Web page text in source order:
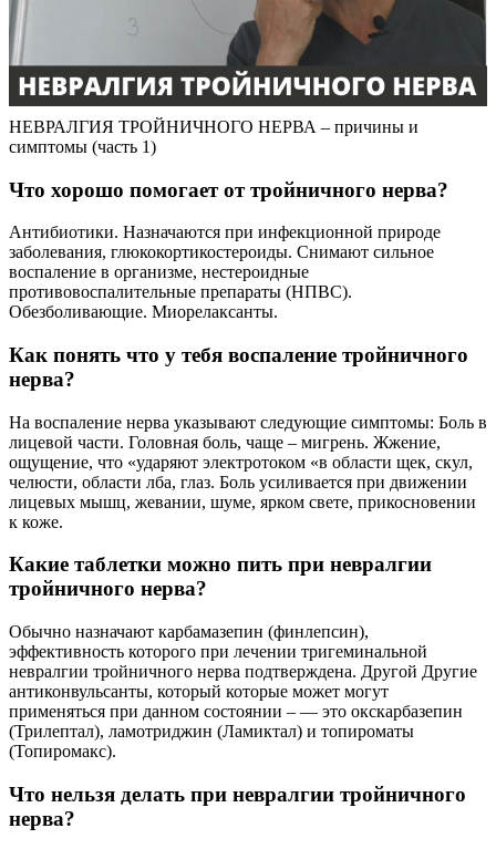
НЕВРАЛГИЯ ТРОЙНИЧНОГО НЕРВА – причины и
симптомы (часть 1)
Что хорошо помогает от тройничного нерва?
Антибиотики. Назначаются при инфекционной природе
заболевания, глюкокортикостероиды. Снимают сильное
воспаление в организме, нестероидные
противовоспалительные препараты (НПВС).
Обезболивающие. Миорелаксанты.
Как понять что у тебя воспаление тройничного
нерва?
На воспаление нерва указывают следующие симптомы: Боль в
лицевой части. Головная боль, чаще – мигрень. Жжение,
ощущение, что «ударяют электротоком «в области щек, скул,
челюсти, области лба, глаз. Боль усиливается при движении
лицевых мышц, жевании, шуме, ярком свете, прикосновении
к коже.
Какие таблетки можно пить при невралгии
тройничного нерва?
Обычно назначают карбамазепин (финлепсин),
эффективность которого при лечении тригеминальной
невралгии тройничного нерва подтверждена. Другой Другие
антиконвульсанты, который которые может могут
применяться при данном состоянии – — это окскарбазепин
(Трилептал), ламотриджин (Ламиктал) и топироматы
(Топиромакс).
Что нельзя делать при невралгии тройничного
нерва?